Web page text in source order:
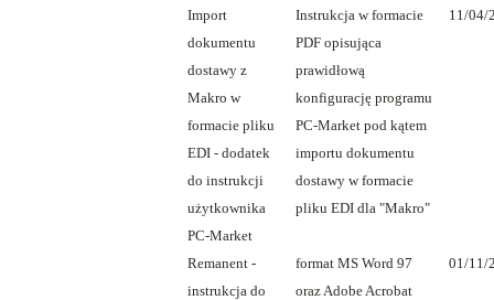
Import
dokumentu
dostawy z
Makro w
formacie pliku
EDI - dodatek
do instrukcji
użytkownika
PC-Market
Instrukcja w formacie
PDF opisująca
prawidłową
konfigurację programu
PC-Market pod kątem
importu dokumentu
dostawy w formacie
pliku EDI dla "Makro"
11/04/
Remanent -
instrukcja do
format MS Word 97
oraz Adobe Acrobat
01/11/